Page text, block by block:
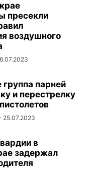
пресекли
воздушного
группа парней
и перестрелку
25.07.2023
в
задержал